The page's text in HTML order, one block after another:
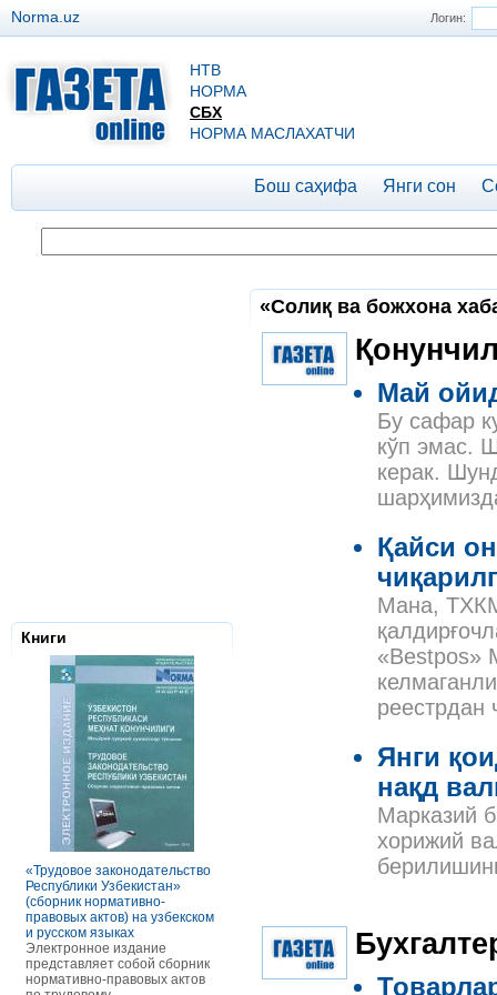
Логин:
Norma.uz
НТВ
НОРМА
СБХ
НОРМА МАСЛАХАТЧИ
Бош саҳифа Янги сон
Книги
«Трудовое законодательство
Республики Узбекистан»
(сборник нормативно-
правовых актов) на узбекском
и русском языках
Электронное издание
представляет собой сборник
нормативно-правовых актов
РАСЧЕТЫ С ПЕРСОНАЛОМ II
оплаты труда отдельных
категорий работников, в
отдельных сферах и случаях.
В частности, раскрыты
Налоговое
Республики
Сборник
правовых
Узбекистан.
«Солиқ ва божхона
Май
Бу сафар
кўп эмас.
керак.
Қайси
Мана,
«Bestpos»
реестрдан
Янги
нақд
Марказий
хорижий